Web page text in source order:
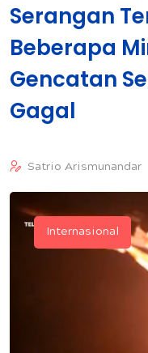
Serangan
Beberapa
Gencatan
Gagal
Satrio Arismunandar
Internasional